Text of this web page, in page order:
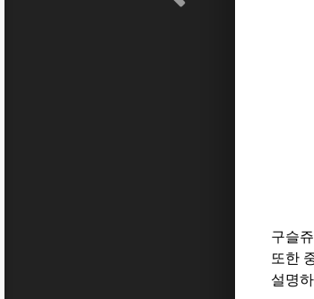
구슬
또한
설명